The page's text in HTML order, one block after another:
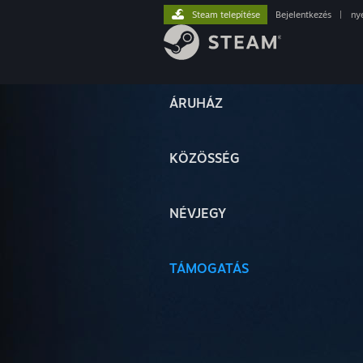
ÁRUHÁZ
KÖZÖSSÉG
NÉVJEGY
TÁMOGATÁS
Steam telepítése Bejelentkezés